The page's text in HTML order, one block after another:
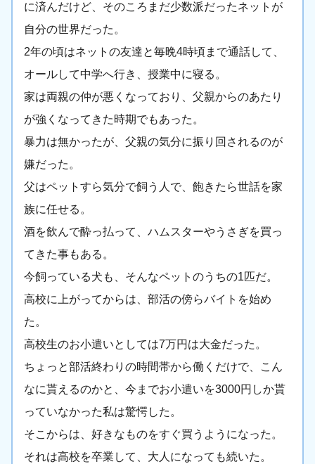
に済んだけど、そのころまだ少数派だったネットが
自分の世界だった。
2年の頃はネットの友達と毎晩4時頃まで通話して、
オールして中学へ行き、授業中に寝る。
家は両親の仲が悪くなっており、父親からのあたり
が強くなってきた時期でもあった。
暴力は無かったが、父親の気分に振り回されるのが
嫌だった。
父はペットすら気分で飼う人で、飽きたら世話を家
族に任せる。
酒を飲んで酔っ払って、ハムスターやうさぎを買っ
てきた事もある。
今飼っている犬も、そんなペットのうちの1匹だ。
高校に上がってからは、部活の傍らバイトを始め
た。
高校生のお小遣いとしては7万円は大金だった。
ちょっと部活終わりの時間帯から働くだけで、こん
なに貰えるのかと、今までお小遣いを3000円しか貰
っていなかった私は驚愕した。
そこからは、好きなものをすぐ買うようになった。
それは高校を卒業して、大人になっても続いた。